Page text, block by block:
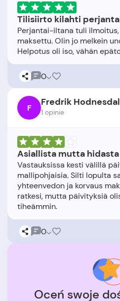
Tilisiirto kilahti
Perjantai-iltana tuli
maksettu. Olin jo melkein
0
F Fredrik Hodnesdal
1 opinie
Asiallista mutta hidasta
Vastauksissa kesti välillä
mallipohjaisia. Silti lopulta
yhteenvedon ja korvaus
ratkesi, mutta päivityksiä
0
Oceń swoje